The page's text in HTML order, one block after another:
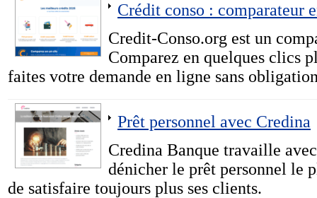
Crédit conso : comparateur
Credit-Conso.org est un
Comparez en quelques clics
faites votre demande en ligne sans
Prêt personnel avec Credina
Credina Banque travaille
dénicher le prêt personnel le
de satisfaire toujours plus ses clients.